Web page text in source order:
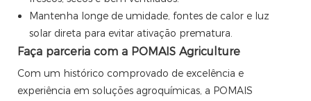
Mantenha longe de umidade, fontes de calor e luz
solar direta para evitar ativação prematura.
Faça parceria com a POMAIS Agriculture
Com um histórico comprovado de excelência e
experiência em soluções agroquímicas, a POMAIS